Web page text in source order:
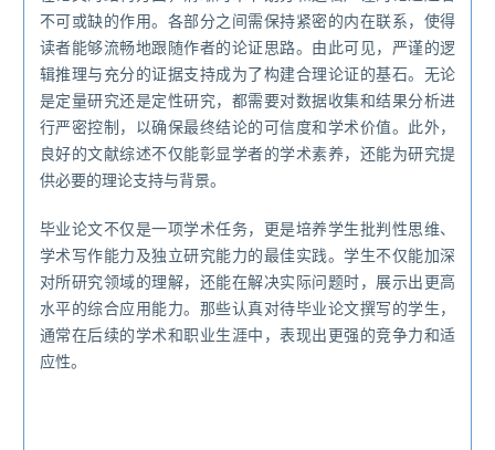
不可或缺的作用。各部分之间需保持紧密的内在联系，使得
读者能够流畅地跟随作者的论证思路。由此可见，严谨的逻
辑推理与充分的证据支持成为了构建合理论证的基石。无论
是定量研究还是定性研究，都需要对数据收集和结果分析进
行严密控制，以确保最终结论的可信度和学术价值。此外，
良好的文献综述不仅能彰显学者的学术素养，还能为研究提
供必要的理论支持与背景。
毕业论文不仅是一项学术任务，更是培养学生批判性思维、
学术写作能力及独立研究能力的最佳实践。学生不仅能加深
对所研究领域的理解，还能在解决实际问题时，展示出更高
水平的综合应用能力。那些认真对待毕业论文撰写的学生，
通常在后续的学术和职业生涯中，表现出更强的竞争力和适
应性。